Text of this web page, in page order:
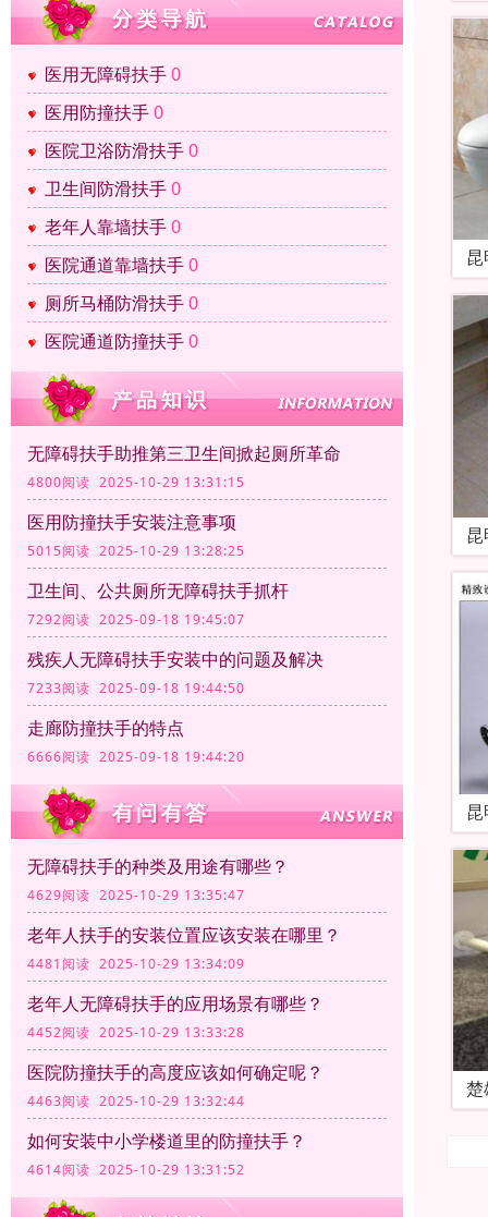
医用无障碍扶手0
医用防撞扶手0
医院卫浴防滑扶手0
卫生间防滑扶手0
老年人靠墙扶手0
医院通道靠墙扶手0
厕所马桶防滑扶手0
医院通道防撞扶手0
无障碍扶手助推第三卫生间掀起厕所革命
4800阅读 2025-10-29 13:31:15
医用防撞扶手安装注意事项
5015阅读 2025-10-29 13:28:25
卫生间、公共厕所无障碍扶手抓杆
7292阅读 2025-09-18 19:45:07
残疾人无障碍扶手安装中的问题及解决
7233阅读 2025-09-18 19:44:50
走廊防撞扶手的特点
6666阅读 2025-09-18 19:44:20
无障碍扶手的种类及用途有哪些？
4629阅读 2025-10-29 13:35:47
老年人扶手的安装位置应该安装在哪里？
4481阅读 2025-10-29 13:34:09
老年人无障碍扶手的应用场景有哪些？
4452阅读 2025-10-29 13:33:28
医院防撞扶手的高度应该如何确定呢？
4463阅读 2025-10-29 13:32:44
如何安装中小学楼道里的防撞扶手？
4614阅读 2025-10-29 13:31:52
楚